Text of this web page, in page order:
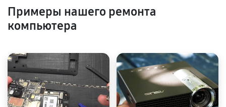
Примеры нашего ремонта
компьютера